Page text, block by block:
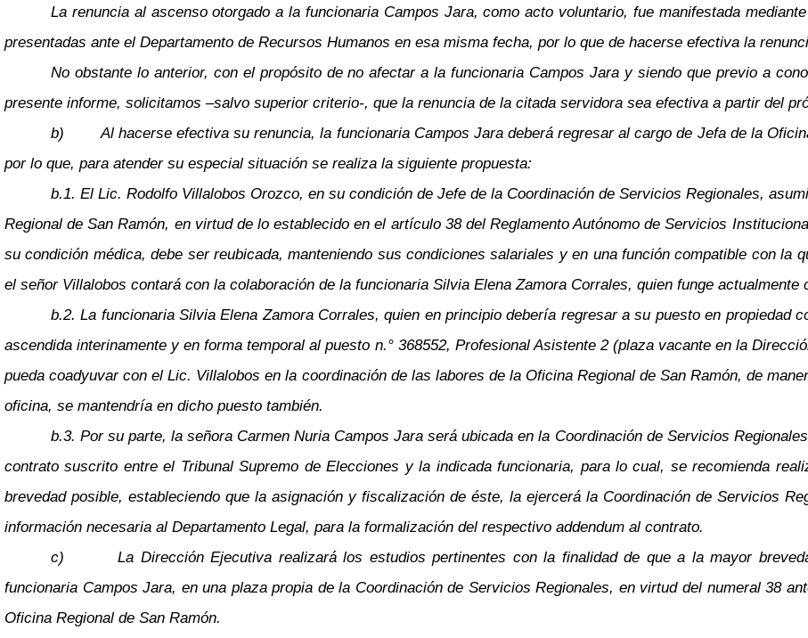
La renuncia al ascenso otorgado a la funcionaria Campos Jara, como acto voluntario, fue manifestada
presentadas ante el Departamento de Recursos Humanos en esa misma fecha, por lo que de hacerse efectiva la
No obstante lo anterior, con el propósito de no afectar a la funcionaria Campos Jara y siendo que previo a
presente informe, solicitamos –salvo superior criterio-, que la renuncia de la citada servidora sea efectiva a partir del
b)
Al hacerse efectiva su renuncia, la funcionaria Campos Jara deberá regresar al cargo de Jefa de la
por lo que, para atender su especial situación se realiza la siguiente propuesta:
b.1. El Lic. Rodolfo Villalobos Orozco, en su condición de Jefe de la Coordinación de Servicios Regionales,
Regional de San Ramón, en virtud de lo establecido en el artículo 38 del Reglamento Autónomo de Servicios
su condición médica, debe ser reubicada, manteniendo sus condiciones salariales y en una función compatible con la
el señor Villalobos contará con la colaboración de la funcionaria Silvia Elena Zamora Corrales, quien funge
b.2. La funcionaria Silvia Elena Zamora Corrales, quien en principio debería regresar a su puesto en propiedad
ascendida interinamente y en forma temporal al puesto n.° 368552, Profesional Asistente 2 (plaza vacante en la
pueda coadyuvar con el Lic. Villalobos en la coordinación de las labores de la Oficina Regional de San Ramón, de
oficina, se mantendría en dicho puesto también.
b.3. Por su parte, la señora Carmen Nuria Campos Jara será ubicada en la Coordinación de Servicios
contrato suscrito entre el Tribunal Supremo de Elecciones y la indicada funcionaria, para lo cual, se recomienda
brevedad posible, estableciendo que la asignación y fiscalización de éste, la ejercerá la Coordinación de Servicios
información necesaria al Departamento Legal, para la formalización del respectivo addendum al contrato.
c)
La Dirección Ejecutiva realizará los estudios pertinentes con la finalidad de que a la mayor
funcionaria Campos Jara, en una plaza propia de la Coordinación de Servicios Regionales, en virtud del numeral 38
Oficina Regional de San Ramón.